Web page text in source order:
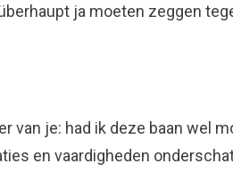
ja moeten zeggen
van je: had ik deze baan wel
en vaardigheden